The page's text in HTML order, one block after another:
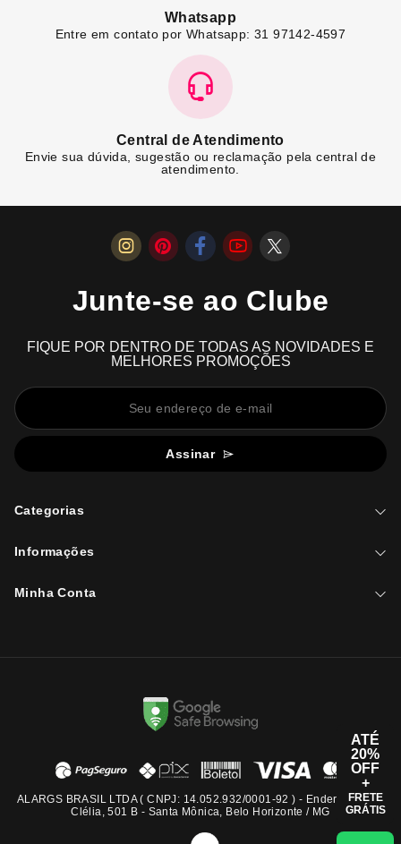
Whatsapp
Entre em contato por Whatsapp: 31 97142-4597
Central de Atendimento
Envie sua dúvida, sugestão ou reclamação pela central de
atendimento.
Junte-se ao Clube
FIQUE POR DENTRO DE TODAS AS NOVIDADES E
MELHORES PROMOÇÕES
Assinar
Categorias
Informações
Minha Conta
ALARGS BRASIL LTDA ( CNPJ: 14.052.932/0001-92 ) - Endereço: Rua
Clélia, 501 B - Santa Mônica, Belo Horizonte / MG
ATÉ
20%
OFF
+
FRETE
GRÁTIS